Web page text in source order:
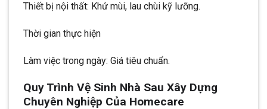
Thiết bị nội thất: Khử mùi, lau chùi kỹ lưỡng.
Thời gian thực hiện
Làm việc trong ngày: Giá tiêu chuẩn.
Quy Trình Vệ Sinh Nhà Sau Xây Dựng
Chuyên Nghiệp Của Homecare